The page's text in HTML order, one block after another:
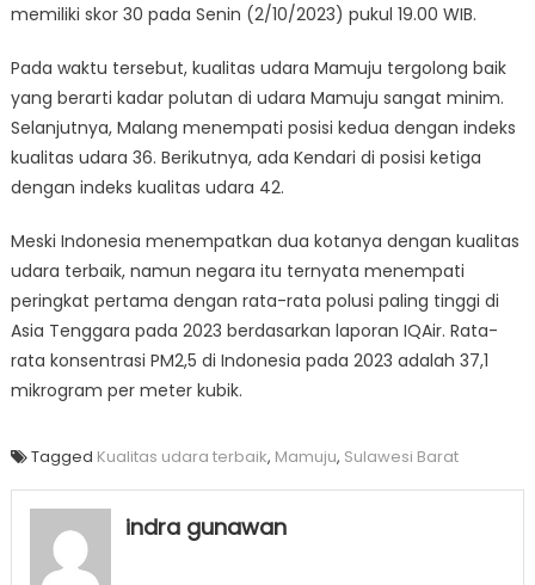
memiliki skor 30 pada Senin (2/10/2023) pukul 19.00 WIB.
Pada waktu tersebut, kualitas udara Mamuju tergolong baik
yang berarti kadar polutan di udara Mamuju sangat minim.
Selanjutnya, Malang menempati posisi kedua dengan indeks
kualitas udara 36. Berikutnya, ada Kendari di posisi ketiga
dengan indeks kualitas udara 42.
Meski Indonesia menempatkan dua kotanya dengan kualitas
udara terbaik, namun negara itu ternyata menempati
peringkat pertama dengan rata-rata polusi paling tinggi di
Asia Tenggara pada 2023 berdasarkan laporan IQAir. Rata-
rata konsentrasi PM2,5 di Indonesia pada 2023 adalah 37,1
mikrogram per meter kubik.
Tagged Kualitas udara terbaik, Mamuju, Sulawesi Barat
indra gunawan